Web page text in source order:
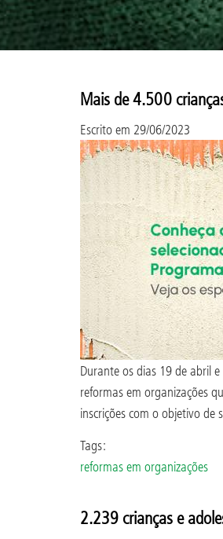
Mais de 4.500
Escrito em 29/06/2023
Durante os dias 19 de abril
reformas em organizações
inscrições com o objetivo de
Tags:
reformas em organizações
2.239 crianças e